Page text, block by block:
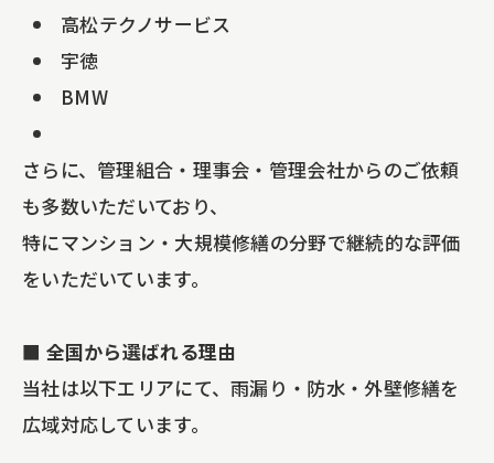
高松テクノサービス
宇徳
BMW
さらに、管理組合・理事会・管理会社からのご依頼
も多数いただいており、
特にマンション・大規模修繕の分野で継続的な評価
をいただいています。
■ 全国から選ばれる理由
当社は以下エリアにて、雨漏り・防水・外壁修繕を
広域対応しています。